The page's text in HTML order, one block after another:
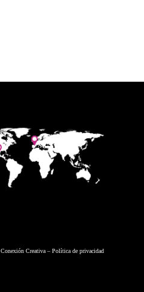
Conexión Creativa– Política de privacidad